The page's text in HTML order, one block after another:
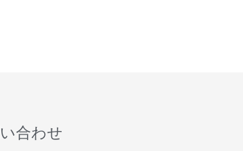
合わせ